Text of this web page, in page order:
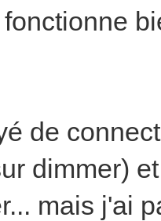
de
dimmer)
mais j'ai